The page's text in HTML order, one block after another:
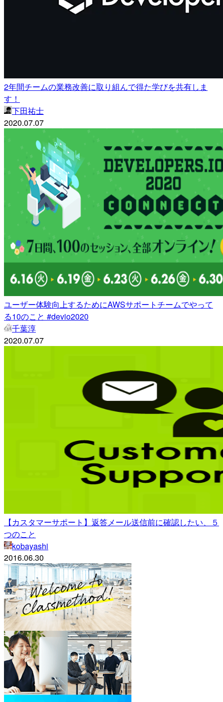
2年間チームの業務改善に取り組んで得た学びを共有しま
す！
下田祐士
2020.07.07
ユーザー体験向上するためにAWSサポートチームでやって
る10のこと #devio2020
千葉淳
2020.07.07
【カスタマーサポート】返答メール送信前に確認したい、５
つのこと
kobayashi
2016.06.30